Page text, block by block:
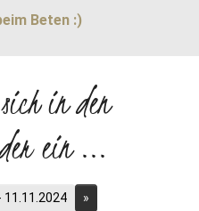
Beten :)
in den
ein ...
11.11.2024 »